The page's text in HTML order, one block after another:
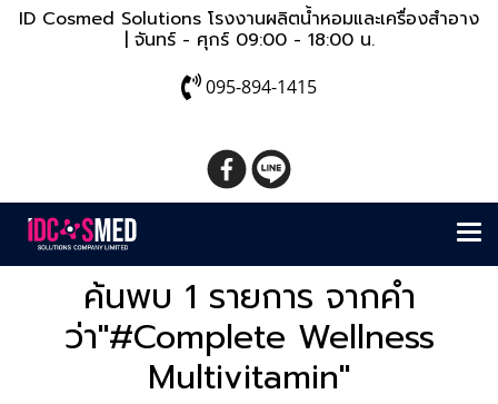
ID Cosmed Solutions โรงงานผลิตน้ำหอมและเครื่องสำอาง
| จันทร์ - ศุกร์ 09:00 - 18:00 น.
095-894-1415
ค้นพบ 1 รายการ จากคำ
ว่า"#Complete Wellness
Multivitamin"